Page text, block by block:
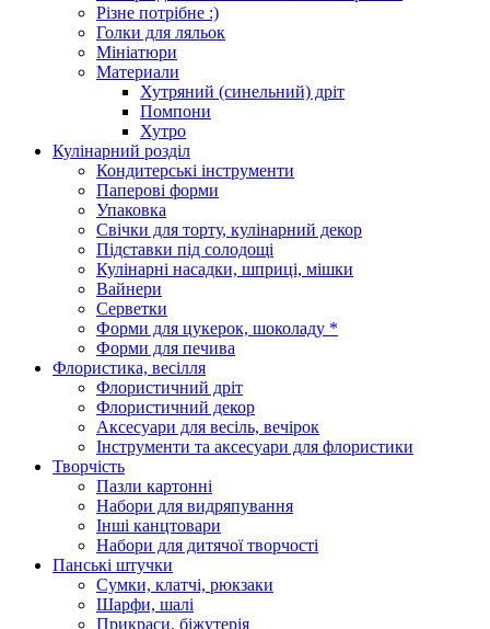
Різне потрібне :)
Голки для ляльок
Мініатюри
Материали
Хутряний (синельний) дріт
Помпони
Хутро
Кулінарний розділ
Кондитерські інструменти
Паперові форми
Упаковка
Свічки для торту, кулінарний декор
Підставки під солодощі
Кулінарні насадки, шприці, мішки
Вайнери
Серветки
Форми для цукерок, шоколаду *
Форми для печива
Флористика, весілля
Флористичний дріт
Флористичний декор
Аксесуари для весіль, вечірок
Інструменти та аксесуари для флористики
Творчість
Пазли картонні
Набори для видряпування
Інші канцтовари
Набори для дитячої творчості
Панські штучки
Сумки, клатчі, рюкзаки
Шарфи, шалі
Прикраси, біжутерія